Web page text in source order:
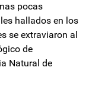
pocas
hallados en los
se extraviaron al
de
Natural de